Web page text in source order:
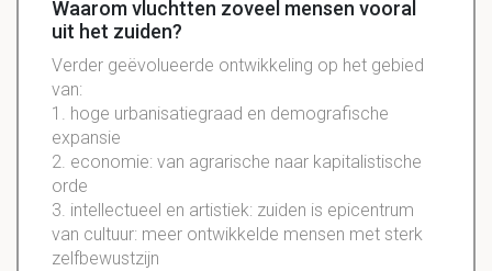
Waarom vluchtten zoveel mensen vooral
uit het zuiden?
Verder geëvolueerde ontwikkeling op het gebied
van:
1. hoge urbanisatiegraad en demografische
expansie
2. economie: van agrarische naar kapitalistische
orde
3. intellectueel en artistiek: zuiden is epicentrum
van cultuur: meer ontwikkelde mensen met sterk
zelfbewustzijn